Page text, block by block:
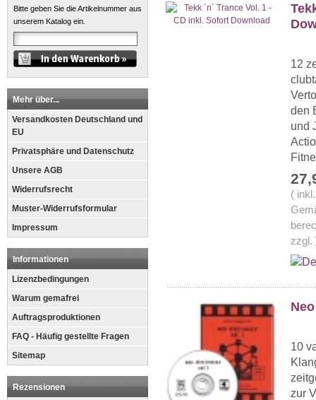
Bitte geben Sie die Artikelnummer aus
unserem Katalog ein.
Mehr über...
Versandkosten Deutschland und
EU
Privatsphäre und Datenschutz
Unsere AGB
Widerrufsrecht
Muster-Widerrufsformular
Impressum
Informationen
Lizenzbedingungen
Warum gemafrei
Auftragsproduktionen
FAQ - Häufig gestellte Fragen
Sitemap
Rezensionen
12
den
und
(
zzgl.
10
zur